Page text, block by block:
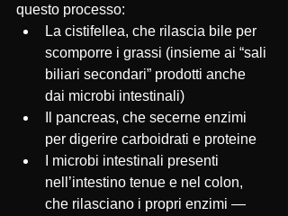
questo processo:
La cistifellea, che rilascia bile per
scomporre i grassi (insieme ai “sali
biliari secondari” prodotti anche
dai microbi intestinali)
Il pancreas, che secerne enzimi
per digerire carboidrati e proteine
I microbi intestinali presenti
nell’intestino tenue e nel colon,
che rilasciano i propri enzimi —